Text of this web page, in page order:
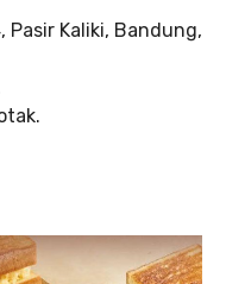
Pasir Kaliki, Bandung,